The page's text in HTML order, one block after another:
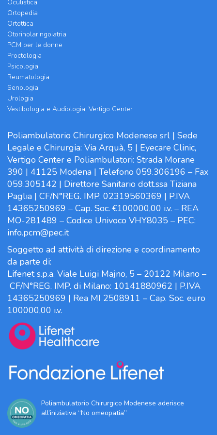
Oculistica
Ortopedia
Ortottica
Otorinolaringoiatria
PCM per le donne
Proctologia
Psicologia
Reumatologia
Senologia
Urologia
Vestibologia e Audiologia: Vertigo Center
Poliambulatorio Chirurgico Modenese srl | Sede
Legale e Chirurgia: Via Arquà, 5 | Eyecare Clinic,
Vertigo Center e Poliambulatori: Strada Morane
390 | 41125 Modena | Telefono 059.306196 – Fax
059.305142 | Direttore Sanitario dott.ssa Tiziana
Paglia | CF/N°REG. IMP. 02319560369 | P.IVA
14365250969 – Cap. Soc. €100000,00 i.v. – REA
MO-281489 – Codice Univoco VHY8035 – PEC:
info.pcm@pec.it
Soggetto ad attività di direzione e coordinamento
da parte di:
Lifenet s.p.a. Viale Luigi Majno, 5 – 20122 Milano –
CF/N°REG. IMP. di Milano: 10141880962 | P.IVA
14365250969 | Rea MI 2508911 – Cap. Soc. euro
100000,00 i.v.
Poliambulatorio Chirurgico Modenese aderisce
all’iniziativa “No omeopatia”